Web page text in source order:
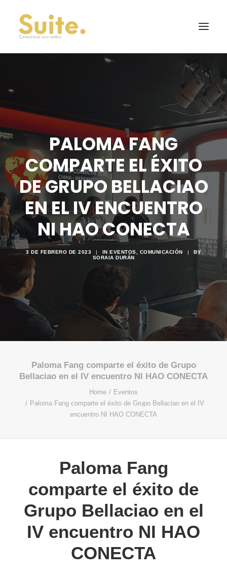
PALOMA FANG
COMPARTE EL ÉXITO
DE GRUPO BELLACIAO
EN EL IV ENCUENTRO
NI HAO CONECTA
3 DE FEBRERO DE 2023 | IN EVENTOS COMUNICACIÓN |
BY
SORAIA DURÁN
Paloma Fang comparte el éxito de Grupo
Bellaciao en el IV encuentro NI HAO CONECTA
Home
Eventos
Paloma Fang comparte el éxito de Grupo Bellaciao en el IV
encuentro NI HAO CONECTA
Paloma Fang
comparte el éxito de
Grupo Bellaciao en el
IV encuentro NI HAO
CONECTA